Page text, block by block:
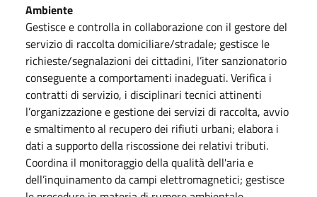
Ambiente
Gestisce e controlla in collaborazione con il gestore del
servizio di raccolta domiciliare/stradale; gestisce le
richieste/segnalazioni dei cittadini, l’iter sanzionatorio
conseguente a comportamenti inadeguati. Verifica i
contratti di servizio, i disciplinari tecnici attinenti
l’organizzazione e gestione dei servizi di raccolta, avvio
e smaltimento al recupero dei rifiuti urbani; elabora i
dati a supporto della riscossione dei relativi tributi.
Coordina il monitoraggio della qualità dell'aria e
dell’inquinamento da campi elettromagnetici; gestisce